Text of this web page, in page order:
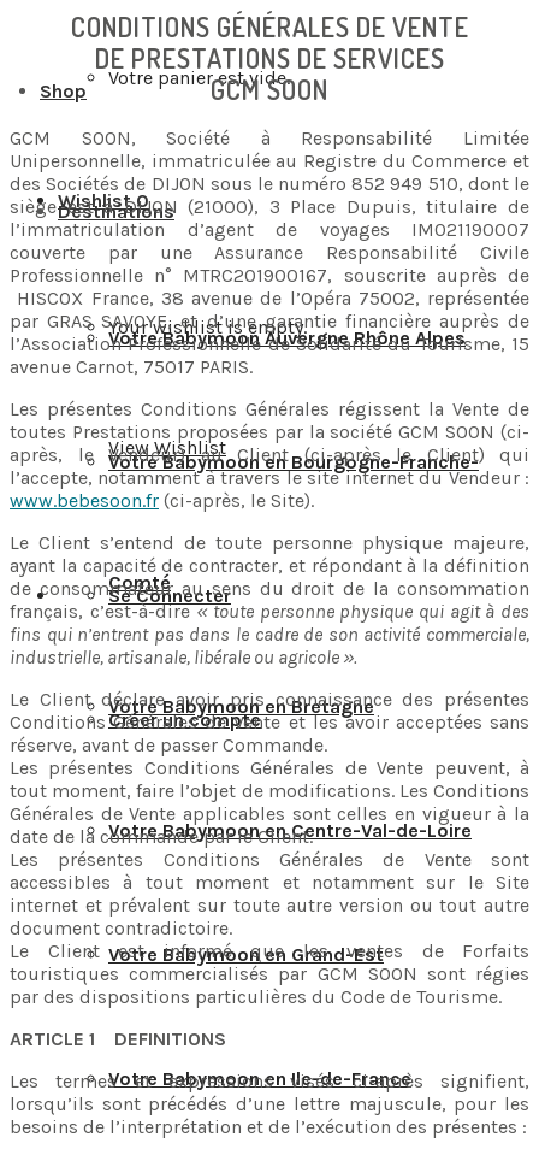
Votre panier est vide.
Wishlist 0
Your wishlist is empty.
View Wishlist
Se Connecter
Créer un compte
Shop
Destinations
Votre Babymoon Auvergne Rhône Alpes
Votre Babymoon en Bourgogne-Franche-
Comté
Votre Babymoon en Bretagne
Votre Babymoon en Centre-Val-de-Loire
Votre Babymoon en Grand-Est
Votre Babymoon en Ile-de-France
CONDITIONS GÉNÉRALES DE VENTE
DE PRESTATIONS DE SERVICES
GCM SOON
GCM SOON, Société à Responsabilité Limitée
Unipersonnelle, immatriculée au Registre du Commerce et
des Sociétés de DIJON sous le numéro 852 949 510, dont le
siège est à DIJON (21000), 3 Place Dupuis, titulaire de
l’immatriculation d’agent de voyages IM021190007
couverte par une Assurance Responsabilité Civile
Professionnelle n° MTRC201900167, souscrite auprès de
HISCOX France, 38 avenue de l’Opéra 75002, représentée
par GRAS SAVOYE, et d’une garantie financière auprès de
l’Association Professionnelle de Solidarité du Tourisme, 15
avenue Carnot, 75017 PARIS.
Les présentes Conditions Générales régissent la Vente de
toutes Prestations proposées par la société GCM SOON (ci-
après, le Vendeur) au Client (ci-après le Client) qui
l’accepte, notamment à travers le site internet du Vendeur :
www.bebesoon.fr (ci-après, le Site).
Le Client s’entend de toute personne physique majeure,
ayant la capacité de contracter, et répondant à la définition
de consommateur au sens du droit de la consommation
français, c’est-à-dire« toute personne physique qui agit à des
fins qui n’entrent pas dans le cadre de son activité commerciale,
industrielle, artisanale, libérale ou agricole ».
Le Client déclare avoir pris connaissance des présentes
Conditions Générales de Vente et les avoir acceptées sans
réserve, avant de passer Commande.
Les présentes Conditions Générales de Vente peuvent, à
tout moment, faire l’objet de modifications. Les Conditions
Générales de Vente applicables sont celles en vigueur à la
date de la commande par le Client.
Les présentes Conditions Générales de Vente sont
accessibles à tout moment et notamment sur le Site
internet et prévalent sur toute autre version ou tout autre
document contradictoire.
Le Client est informé que les ventes de Forfaits
touristiques commercialisés par GCM SOON sont régies
par des dispositions particulières du Code de Tourisme.
ARTICLE 1 DEFINITIONS
Les termes et expressions visés ci-après signifient,
lorsqu’ils sont précédés d’une lettre majuscule, pour les
besoins de l’interprétation et de l’exécution des présentes :